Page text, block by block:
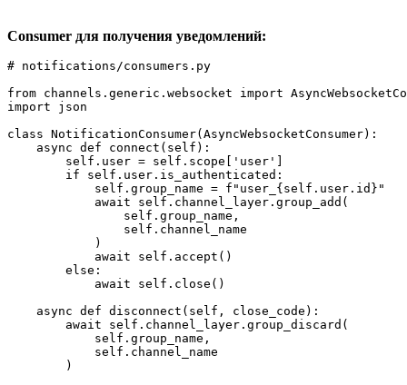
Consumer для получения уведомлений:
# notifications/consumers.py
from channels.generic.websocket import
import json
class NotificationConsumer(AsyncWebsocketConsumer):
    async def connect(self):
        self.user = self.scope['user']
        if self.user.is_authenticated:
            self.group_name = f"user_{self.user.id}"
            await self.channel_layer.group_add(
                self.group_name,
                self.channel_name
            )
            await self.accept()
        else:
            await self.close()
    async def disconnect(self, close_code):
        await self.channel_layer.group_discard(
            self.group_name,
            self.channel_name
        )